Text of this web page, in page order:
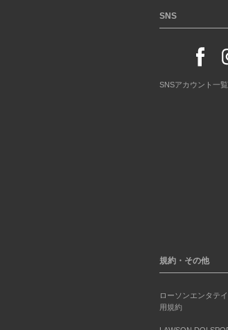
SNS
SNSアカウント一覧
規約・その他
ローソンエンタテ
用規約